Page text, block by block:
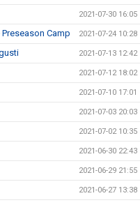
2021-07-30 16:05
Camp 2021-07-24 10:28
2021-07-13 12:42
2021-07-12 18:02
2021-07-10 17:01
2021-07-03 20:03
2021-07-02 10:35
2021-06-30 22:43
2021-06-29 21:55
2021-06-27 13:38